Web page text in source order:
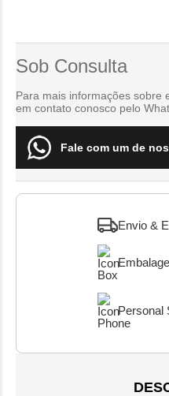
Sob Consulta
Para mais informações sobre
em contato conosco pelo
Fale com um de
Envio &
Personal